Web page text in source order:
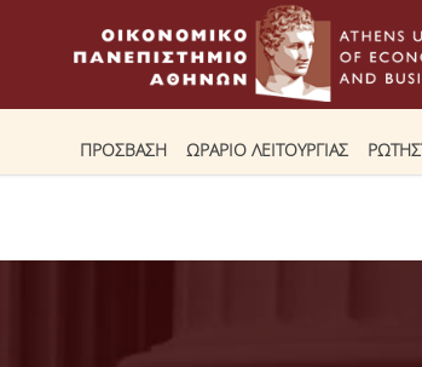
ΠΡΟΣΒΑΣΗ ΩΡΑΡΙΟ ΛΕΙΤΟΥΡΓΙΑΣ